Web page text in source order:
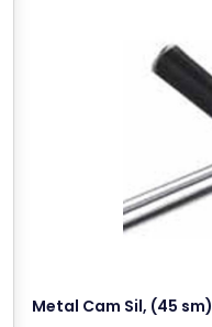
Metal Cam Sil, (45 sm)